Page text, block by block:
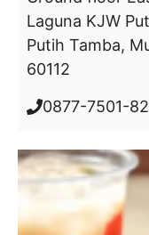
Laguna KJW
Putih Tamba,
60112
0877-7501-